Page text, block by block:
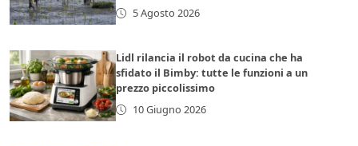
5 Agosto 2026
Lidl rilancia il robot da cucina che ha
sfidato il Bimby: tutte le funzioni a un
prezzo piccolissimo
10 Giugno 2026